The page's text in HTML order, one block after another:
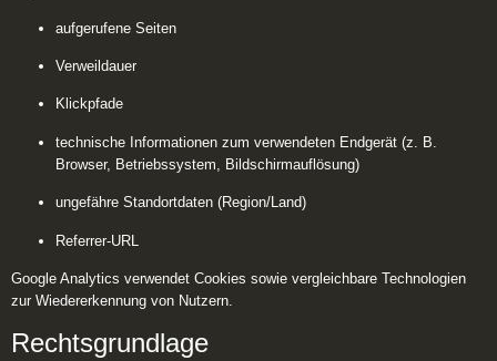
aufgerufene Seiten
Verweildauer
Klickpfade
technische Informationen zum verwendeten Endgerät (z. B.
Browser, Betriebssystem, Bildschirmauflösung)
ungefähre Standortdaten (Region/Land)
Referrer-URL
Google Analytics verwendet Cookies sowie vergleichbare Technologien
zur Wiedererkennung von Nutzern.
Rechtsgrundlage